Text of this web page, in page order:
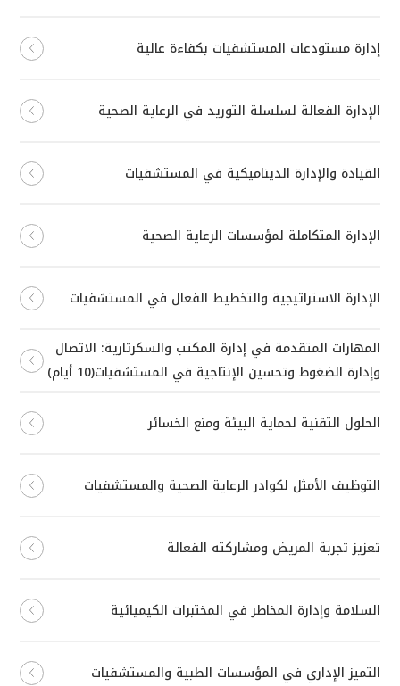
إدارة مستودعات المستشفيات بكفاءة عالية
الإدارة الفعالة لسلسلة التوريد في الرعاية الصحية
القيادة والإدارة الديناميكية في المستشفيات
الإدارة المتكاملة لمؤسسات الرعاية الصحية
الإدارة الاستراتيجية والتخطيط الفعال في المستشفيات
المهارات المتقدمة في إدارة المكتب والسكرتارية: الاتصال
وإدارة الضغوط وتحسين الإنتاجية في المستشفيات(10 أيام)
الحلول التقنية لحماية البيئة ومنع الخسائر
التوظيف الأمثل لكوادر الرعاية الصحية والمستشفيات
تعزيز تجربة المريض ومشاركته الفعالة
السلامة وإدارة المخاطر في المختبرات الكيميائية
التميز الإداري في المؤسسات الطبية والمستشفيات